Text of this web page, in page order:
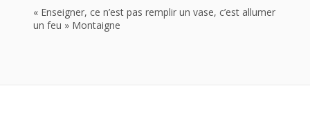
« Enseigner, ce n’est pas remplir un vase, c’est allumer
un feu » Montaigne